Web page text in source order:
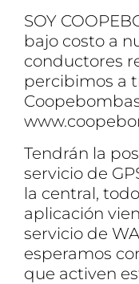
SOY
bajo costo a
conductores
percibimos a
Tendrán la
servicio de
la central,
aplicación
servicio de
esperamos
que activen